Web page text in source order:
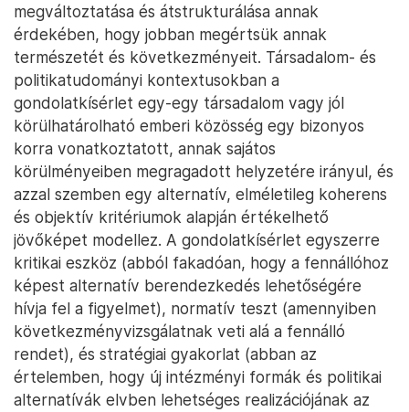
megváltoztatása és átstrukturálása annak
érdekében, hogy jobban megértsük annak
természetét és következményeit. Társadalom- és
politikatudományi kontextusokban a
gondolatkísérlet egy-egy társadalom vagy jól
körülhatárolható emberi közösség egy bizonyos
korra vonatkoztatott, annak sajátos
körülményeiben megragadott helyzetére irányul, és
azzal szemben egy alternatív, elméletileg koherens
és objektív kritériumok alapján értékelhető
jövőképet modellez. A gondolatkísérlet egyszerre
kritikai eszköz (abból fakadóan, hogy a fennállóhoz
képest alternatív berendezkedés lehetőségére
hívja fel a figyelmet), normatív teszt (amennyiben
következményvizsgálatnak veti alá a fennálló
rendet), és stratégiai gyakorlat (abban az
értelemben, hogy új intézményi formák és politikai
alternatívák elvben lehetséges realizációjának az